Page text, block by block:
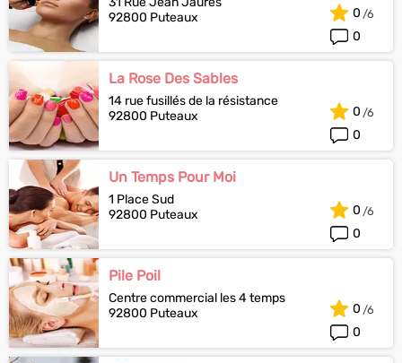
92800 Puteaux
0
0
La Rose Des Sables
14 rue fusillés de la résistance
92800 Puteaux
0
0
Un Temps Pour Moi
1 Place Sud
92800 Puteaux
0
0
Pile Poil
Centre commercial les 4 temps
92800 Puteaux
0
0